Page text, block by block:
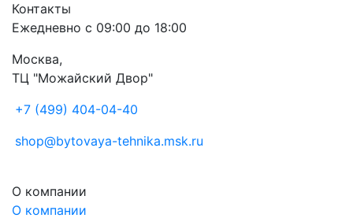
Контакты
Ежедневно с 09:00 до 18:00
Москва,
ТЦ "Можайский Двор"
+7 (499) 404-04-40
shop@bytovaya-tehnika.msk.ru
О компании
О компании